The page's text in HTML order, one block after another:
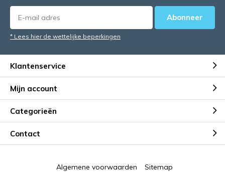
Abonneer
* Lees hier de wettelijke beperkingen
Klantenservice
Mijn account
Categorieën
Contact
Algemene voorwaarden Sitemap